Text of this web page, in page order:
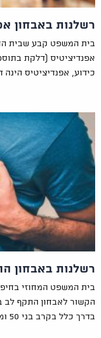
רשלנות באבחון
בית המשפט קבע שבית
כידוע, אפנדיציטיס
רשלנות באבחון
בית המשפט המחוזי
בדרך כלל בקרב בני 50 ומעלה, והשכיחות